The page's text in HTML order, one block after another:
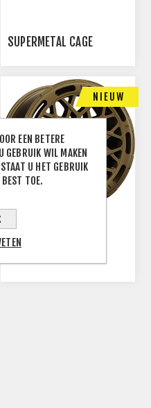
SUPERMETAL CAGE
NIEUW
EEN BETERE
GEBRUIK WIL MAKEN
U HET GEBRUIK
TOE.